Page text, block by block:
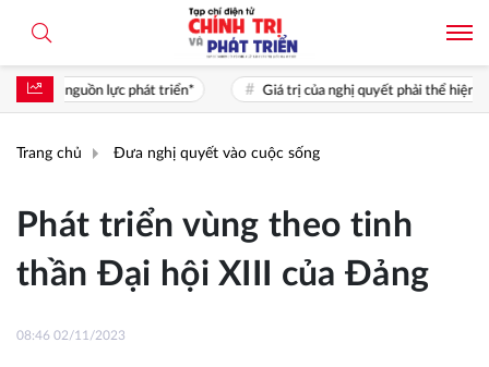
Giá trị của nghị quyết phải thể hiện ở chất lượng sống, cơ hội
Trang chủ Đưa nghị quyết vào cuộc sống
Phát triển vùng theo tinh
thần Đại hội XIII của Đảng
08:46 02/11/2023